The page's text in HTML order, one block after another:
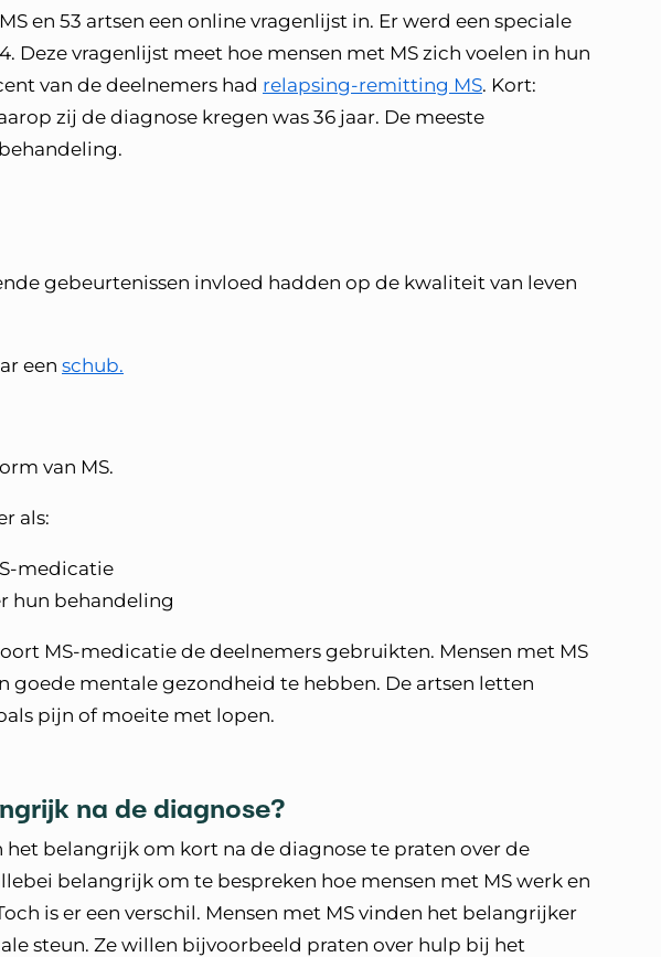
en 53 artsen een online vragenlijst in. Er werd een speciale
Deze vragenlijst meet hoe mensen met MS zich voelen in hun
van de deelnemers had relapsing-remitting MS. Kort:
zij de diagnose kregen was 36 jaar. De meeste
gebeurtenissen invloed hadden op de kwaliteit van leven
een schub.
van MS.
als:
medicatie
hun behandeling
MS-medicatie de deelnemers gebruikten. Mensen met MS
goede mentale gezondheid te hebben. De artsen letten
pijn of moeite met lopen.
na de diagnose?
het belangrijk om kort na de diagnose te praten over de
belangrijk om te bespreken hoe mensen met MS werk en
is er een verschil. Mensen met MS vinden het belangrijker
steun. Ze willen bijvoorbeeld praten over hulp bij het